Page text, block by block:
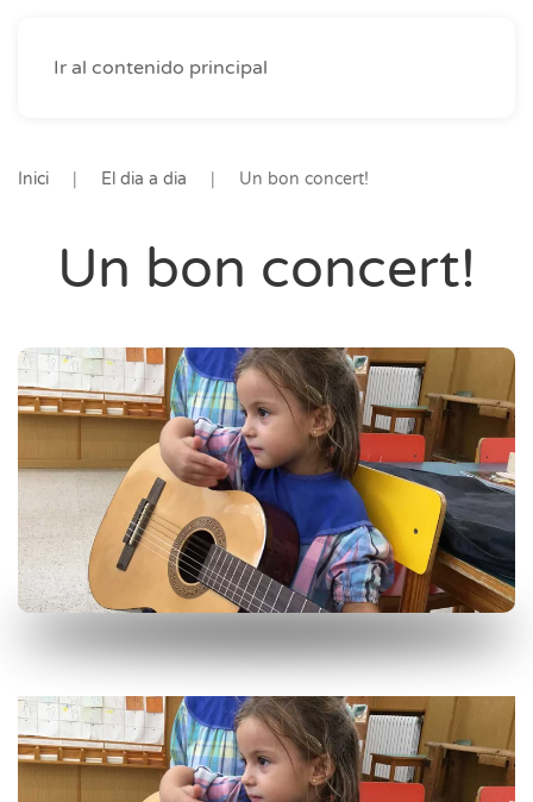
Ir al contenido principal
Inici El dia a dia Un bon concert!
Un bon concert!